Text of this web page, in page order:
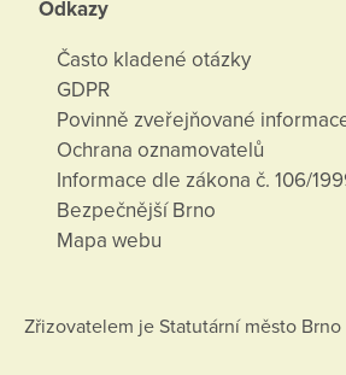
Odkazy
Často kladené otázky
GDPR
Povinně zveřejňované
Ochrana oznamovatelů
Informace dle zákona č. 106/
Bezpečnější Brno
Mapa webu
Zřizovatelem je Statutární město Brno